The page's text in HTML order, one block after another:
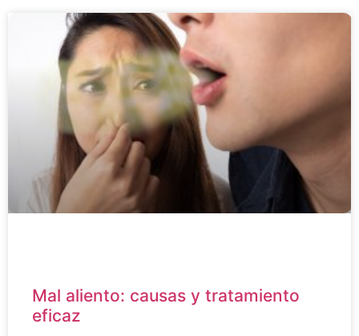
Mal aliento: causas y tratamiento
eficaz